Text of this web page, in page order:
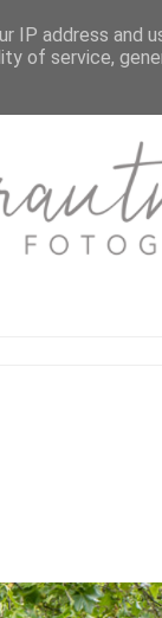
IP address and
of service,